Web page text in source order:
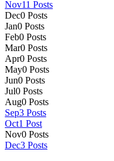
Nov11 Posts
Dec0 Posts
Jan0 Posts
Feb0 Posts
Mar0 Posts
Apr0 Posts
May0 Posts
Jun0 Posts
Jul0 Posts
Aug0 Posts
Sep3 Posts
Oct1 Post
Nov0 Posts
Dec3 Posts